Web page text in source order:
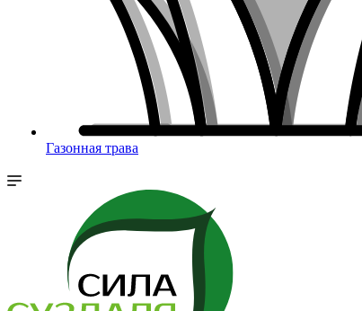
Газонная трава